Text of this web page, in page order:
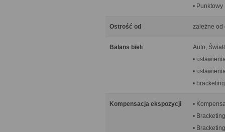
• Punktowy
Ostrość od zależne od
Balans bieli
Auto,
•
•
•
Kompensacja ekspozycji
•
•
•